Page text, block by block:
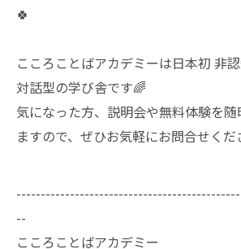
🍀
こころことばアカデミーは日本初 非
対話型の学び舎です🌈
気になった方、説明会や無料体験を
ますので、ぜひお気軽にお問合せくだ
--
こころことばアカデミー